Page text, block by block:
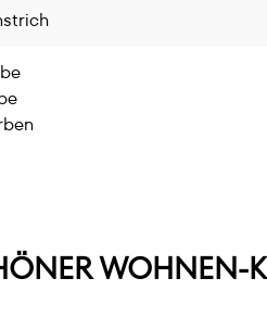
WOHNEN-